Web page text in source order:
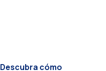
Descubra cómo